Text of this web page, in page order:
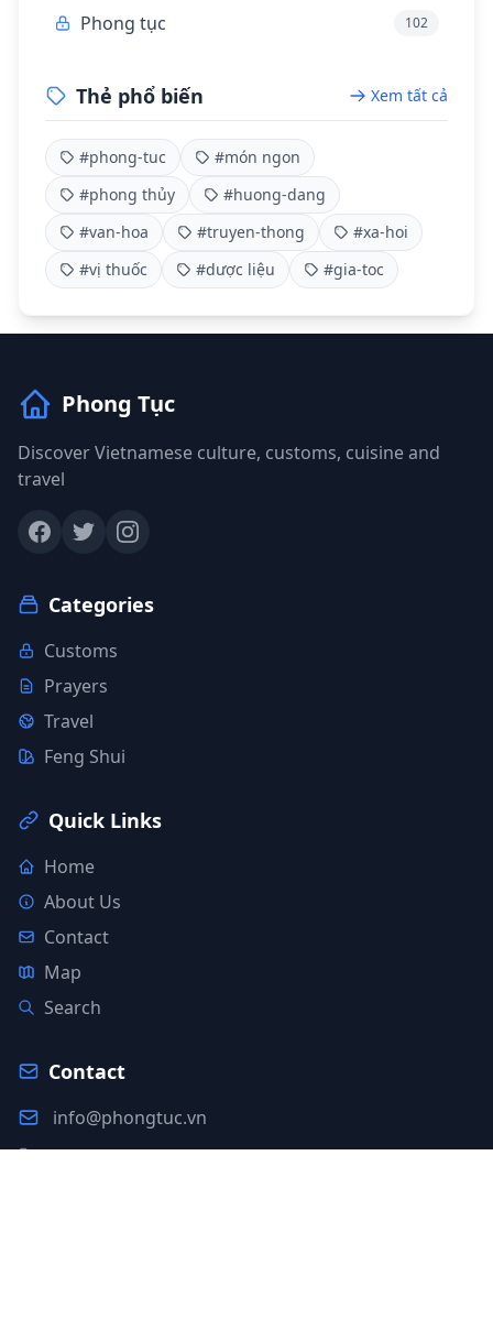
Phong tục 102
Thẻ phổ biến Xem tất cả
#phong-tuc
#món ngon
#phong thủy
#huong-dang
#van-hoa
#truyen-thong
#xa-hoi
#vị thuốc
#dược liệu #gia-toc
Phong Tục
Discover Vietnamese culture, customs, cuisine and
travel
Categories
Customs
Prayers
Travel
Feng Shui
Quick Links
Home
About Us
Contact
Map
Search
Contact
info@phongtuc.vn
+84 123 456 789